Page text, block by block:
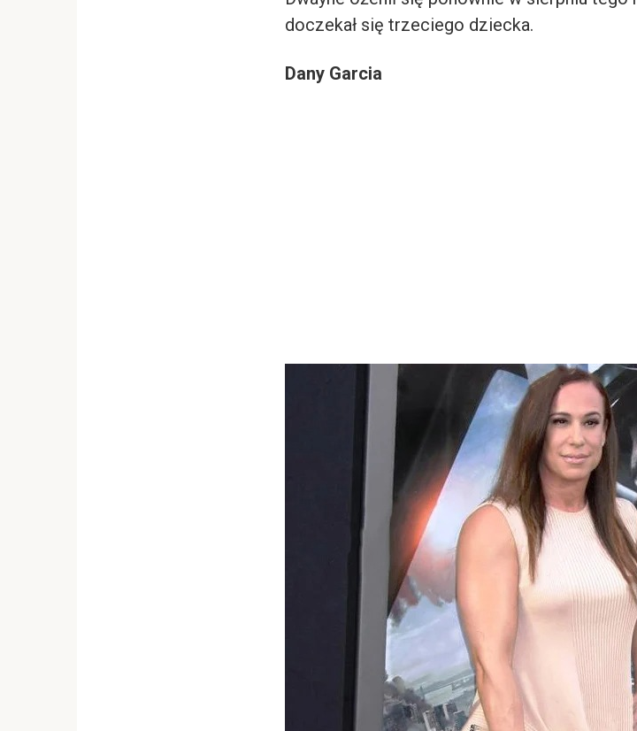
doczekał się trzeciego dziecka.
Dany Garcia